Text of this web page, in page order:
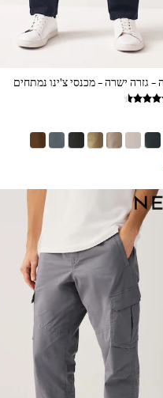
- גזרה ישרה - מכנסי צ'ינו נמתחים